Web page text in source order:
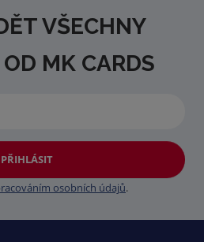
VŠECHNY
MK CARDS
PŘIHLÁSIT
osobních údajů.